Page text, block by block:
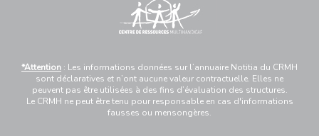
*Attention : Les informations données sur l’annuaire Notitia du CRMH
sont déclaratives et n’ont aucune valeur contractuelle. Elles ne
peuvent pas être utilisées à des fins d’évaluation des structures.
Le CRMH ne peut être tenu pour responsable en cas d'informations
fausses ou mensongères.